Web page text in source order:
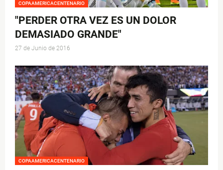
COPAAMERICACENTENARIO
"PERDER OTRA VEZ ES UN DOLOR
DEMASIADO GRANDE"
27 de Junio de 2016
COPAAMERICACENTENARIO